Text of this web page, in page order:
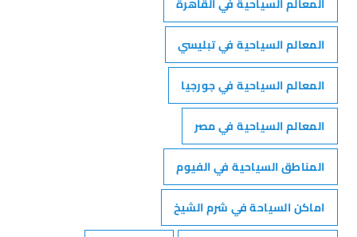
المعالم السياحية في القاهرة
المعالم السياحية في تبليسي
المعالم السياحية في جورجيا
المعالم السياحية في مصر
المناطق السياحية في الفيوم
اماكن السياحة في شرم الشيخ